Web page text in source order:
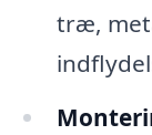
træ,